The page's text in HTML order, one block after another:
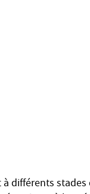
différents